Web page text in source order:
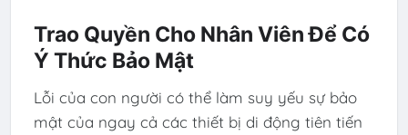
Trao Quyền Cho Nhân Viên Để Có
Ý Thức Bảo Mật
Lỗi của con người có thể làm suy yếu sự bảo
mật của ngay cả các thiết bị di động tiên tiến